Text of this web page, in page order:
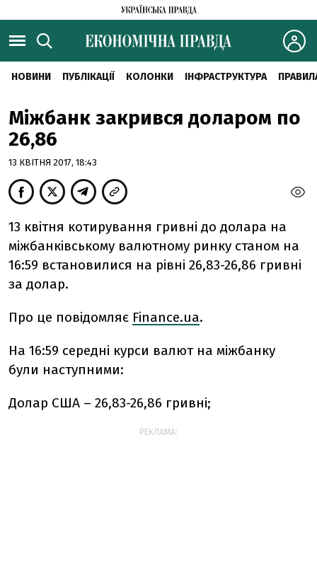
НОВИНИ ПУБЛІКАЦІЇ КОЛОНКИ ІНФРАСТРУКТУРА
Міжбанк закрився доларом по
26,86
13 КВІТНЯ 2017, 18:43
13 квітня котирування гривні до долара на
міжбанківському валютному ринку станом на
16:59 встановилися на рівні 26,83-26,86 гривні
за долар.
Про це повідомляє Finance.ua.
На 16:59 середні курси валют на міжбанку
були наступними:
Долар США – 26,83-26,86 гривні;
РЕКЛАМА: